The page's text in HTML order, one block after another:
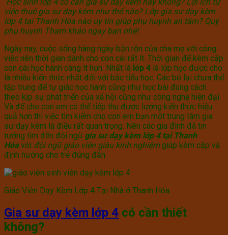
việc thuê gia sư dạy kèm như thế nào? Lớp gia sư dạy kèm
lớp 4 tại Thanh Hóa nào uy tín giúp phụ huynh an tâm? Quý
phụ huynh Tham khảo ngay bạn nhé!
Ngày nay, cuộc sống hàng ngày bận rộn của cha mẹ với công
việc nên thời gian dành cho con cái rất ít. Thời gian để kèm cặp
con cái học hành càng ít hơn. Nhất là lớp 4 là lớp học được cho
là nhiều kiến thức nhất đối với bậc tiểu học. Các bé lại chưa thể
tập trung để tự giác học hành cũng như học bài đúng cách
theo kịp sự phát triển của xã hội cũng như công nghệ hiện đại.
Và để cho con em có thể tiếp thu được lượng kiến thức hiệu
quả hơn thì việc tìm kiếm cho con em bạn một trung tâm gia
sư dạy kèm là điều rất quan trọng. Nên các gia đình đã tin
tưởng tìm đến đội ngũ gia sư dạy kèm lớp 4 tại Thanh
Hóa với đội ngũ giáo viên giàu kinh nghiệmgiúp kèm cặp và
định hướng cho trẻ đúng đắn.
Giáo Viên Dạy Kèm Lớp 4 Tại Nhà ở Thanh Hóa
Gia sư dạy kèm lớp 4 có cần thiết
không?